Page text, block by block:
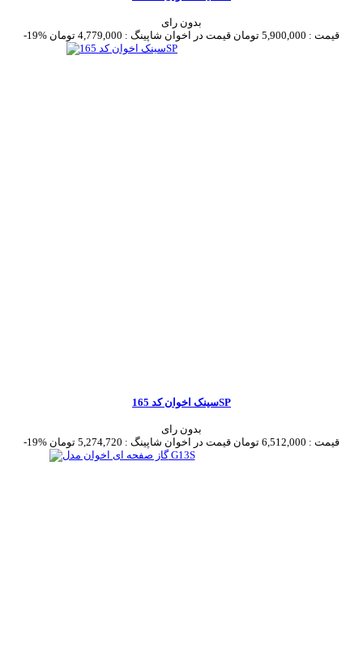
بدون رای
-19%
قیمت : 5,900,000 تومان قیمت در اخوان شاپینگ : 4,779,000 تومان
سینک اخوان کد 165SP
بدون رای
-19%
قیمت : 6,512,000 تومان قیمت در اخوان شاپینگ : 5,274,720 تومان